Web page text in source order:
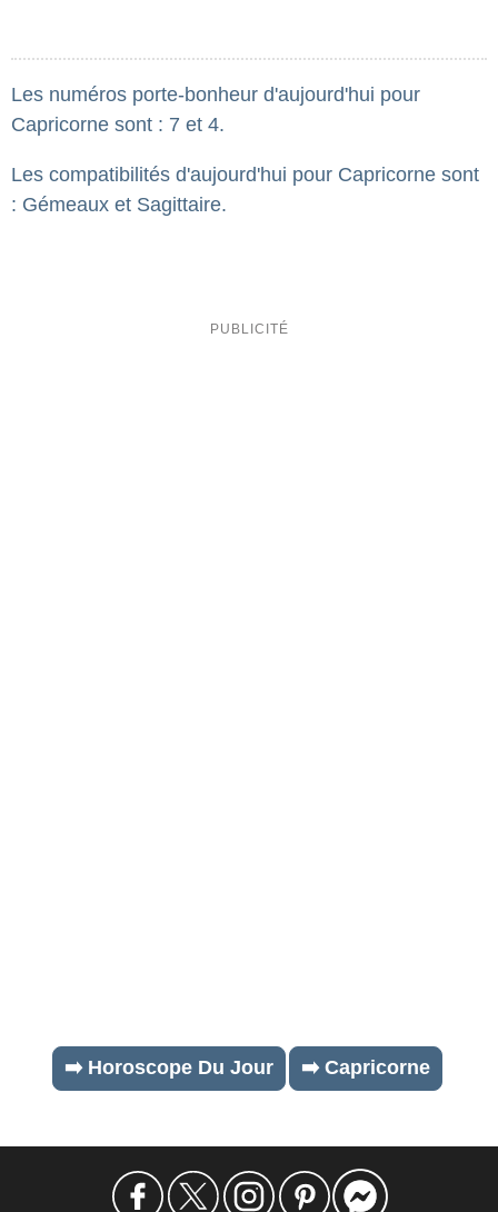
Les numéros porte-bonheur d'aujourd'hui pour
Capricorne sont : 7 et 4.
Les compatibilités d'aujourd'hui pour Capricorne sont
: Gémeaux et Sagittaire.
➡️ Horoscope Du Jour ➡️ Capricorne